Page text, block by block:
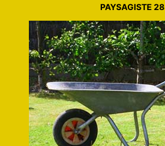
PAYSAGISTE 28